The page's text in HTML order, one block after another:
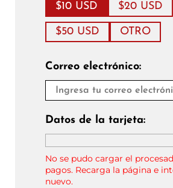
$10 USD $20 USD
$50 USD OTRO
Correo electrónico:
Datos de la tarjeta:
No se pudo cargar el
pagos. Recarga la página e
nuevo.